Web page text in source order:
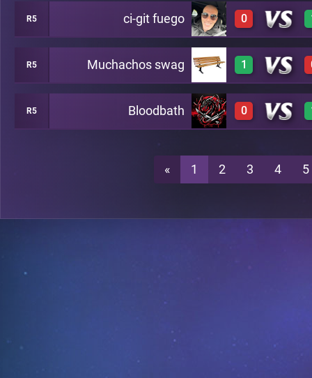
0 A10
R5 ci-git fuego 0
0 A10
R5 Muchachos swag 1
3 A10
R5 Bloodbath 0
0 A10
« 1 2 3 4 5